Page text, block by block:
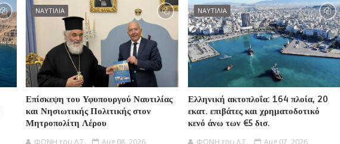
ΝΑΥΤΙΛΙΑ
Επίσκεψη του Υφυπουργού Ναυτιλίας
και Νησιωτικής Πολιτικής στον
Μητροπολίτη Λέρου
ΦΩΝΗ του Λ.Σ. Aug 08, 2026
ΝΑΥΤΙΛΙΑ
Ελληνική ακτοπλοΐα: 164 πλοία, 20
εκατ. επιβάτες και χρηματοδοτικό
κενό άνω των €5 δισ.
ΦΩΝΗ του Λ.Σ. Aug 07, 2026